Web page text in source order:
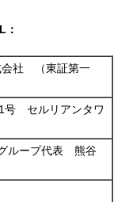
：
会社 （東証第一
号 セルリアンタワ
ループ代表 熊谷